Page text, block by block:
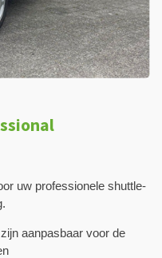
uw professionele shuttle-
aanpasbaar voor de